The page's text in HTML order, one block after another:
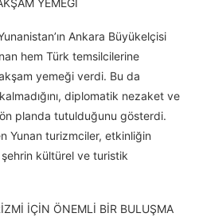
YEMEĞİ
Ankara Büyükelçisi
hem Türk temsilcilerine
yemeği verdi. Bu da
diplomatik nezaket ve
planda tutulduğunu gösterdi.
Yunan turizmciler, etkinliğin
kültürel ve turistik
İÇİN ÖNEMLİ BİR BULUŞMA